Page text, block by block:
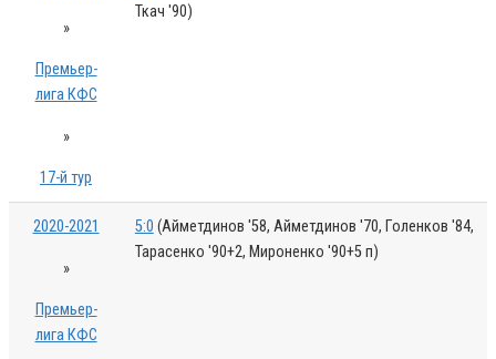
»
Премьер-
лига КФС
»
17-й тур
Ткач '90)
2020-2021
»
Премьер-
лига КФС
5:0 (Айметдинов '58, Айметдинов '70, Голенков '84,
Тарасенко '90+2, Мироненко '90+5 п)